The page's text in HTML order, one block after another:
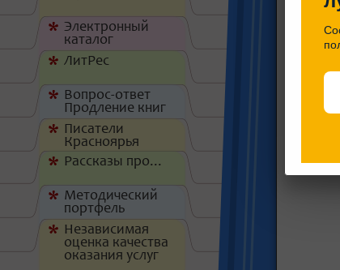
* Электронный
каталог
* ЛитРес
* Вопрос-ответ
Продление книг
* Писатели
Красноярья
* Рассказы про...
* Методический
портфель
* Независимая
оценка качества
оказания услуг